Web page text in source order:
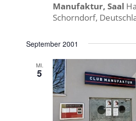
Manufaktur, Saal
Schorndorf,
September 2001
MI.
5